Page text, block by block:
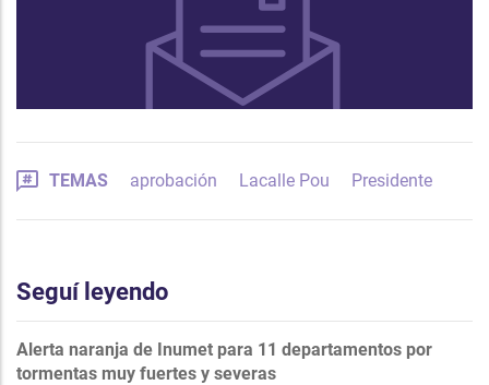
TEMAS aprobación Lacalle Pou Presidente
Seguí leyendo
Alerta naranja de Inumet para 11 departamentos por
tormentas muy fuertes y severas